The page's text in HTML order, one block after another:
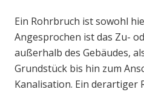
Ein Rohrbruch ist sowohl
Angesprochen ist das Zu-
außerhalb des Gebäudes,
Grundstück bis hin zum
Kanalisation. Ein derartiger